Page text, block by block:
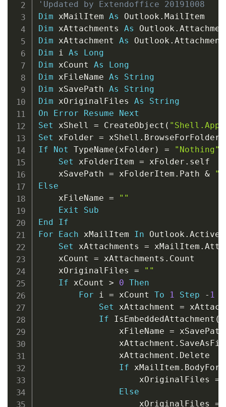
'Updated by Extendoffice 20191008
Dim xMailItem As Outlook .
Dim xAttachments As Outlook .
Dim xAttachment As Outlook .
Dim i As
Long
Dim xCount As
Long
Dim xFileName As
String
Dim xSavePath As
String
Dim xOriginalFiles As
String
On
Error Resume
Next
Set xShell = CreateObject (
Set xFolder = xShell . BrowseForFolder
If
Not TypeName ( xFolder ) = "Nothing"
Set xFolderItem = xFolder . self
    xSavePath
= xFolderItem . Path &
Else
    xFileName
=
""
Exit
Sub
End
If
For
Each xMailItem In Outlook .
Set xAttachments = xMailItem .
    xCount
= xAttachments . Count
    xOriginalFiles
=
""
If xCount > 0 Then
For i = xCount To 1 Step - 1
Set xAttachment =
If IsEmbeddedAttachment (
                xFileName
=
                xAttachment
.
                xAttachment
. Delete
If xMailItem .
                    xOriginalFiles
=
Else
                    xOriginalFiles
=